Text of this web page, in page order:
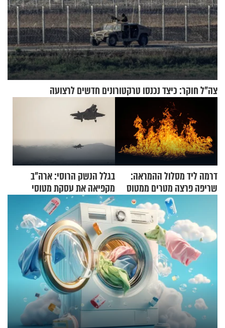
צה"ל חוקר: כיצד נכנסו טרקטורונים חדשים לרצועה
דרמה ליד מסלול ההמראה:
שריפה פרצה מטרים ממטוס
מלא בנוסעים
בגלל הנשק הרוסי: ארה"ב
מקפיאה את עסקת מטוסי
הקרב לטורקיה